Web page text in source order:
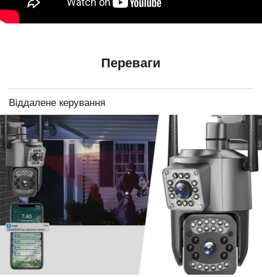
Переваги
Віддалене керування